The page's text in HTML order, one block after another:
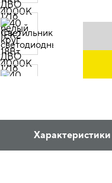
Характеристики